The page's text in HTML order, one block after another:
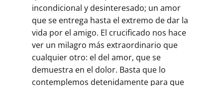
incondicional y desinteresado; un amor
que se entrega hasta el extremo de dar la
vida por el amigo. El crucificado nos hace
ver un milagro más extraordinario que
cualquier otro: el del amor, que se
demuestra en el dolor. Basta que lo
contemplemos detenidamente para que